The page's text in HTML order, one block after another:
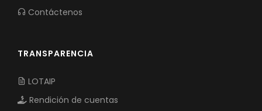
Contáctenos
TRANSPARENCIA
LOTAIP
Rendición de cuentas